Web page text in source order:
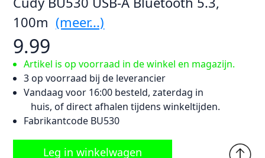
100m(meer...)
9.99
Artikel is op voorraad in de winkel en magazijn.
3 op voorraad bij de leverancier
Vandaag voor 16:00 besteld, zaterdag in
huis, of direct afhalen tijdens winkeltijden.
Fabrikantcode BU530
Leg in winkelwagen